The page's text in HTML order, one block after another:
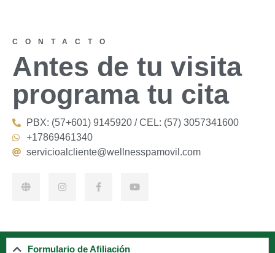
CONTACTO
Antes de tu visita
programa tu cita
PBX: (57+601) 9145920 / CEL: (57) 3057341600
+17869461340
servicioalcliente@wellnesspamovil.com
Formulario de Afiliación